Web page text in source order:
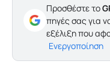
Προσθέστε το
πηγές σας για
εξέλιξη που
Ενεργοποίηση